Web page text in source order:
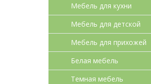
Мебель для кухни
Мебель для детcкой
Мебель для прихожей
Белая мебель
Темная мебель